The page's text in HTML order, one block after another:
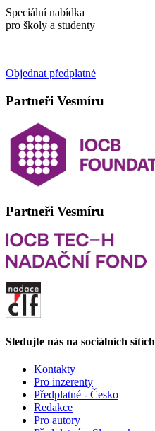
Speciální nabídka
pro školy a studenty
Objednat předplatné
Partneři Vesmíru
Partneři Vesmíru
Sledujte nás na sociálních sítích
Kontakty
Pro inzerenty
Předplatné - Česko
Redakce
Pro autory